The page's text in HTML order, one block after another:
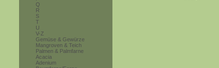
Q
R
S
T
U
V-Z
Gemüse & Gewürze
Mangroven & Teich
Palmen & Palmfarne
Acacia
Adenium